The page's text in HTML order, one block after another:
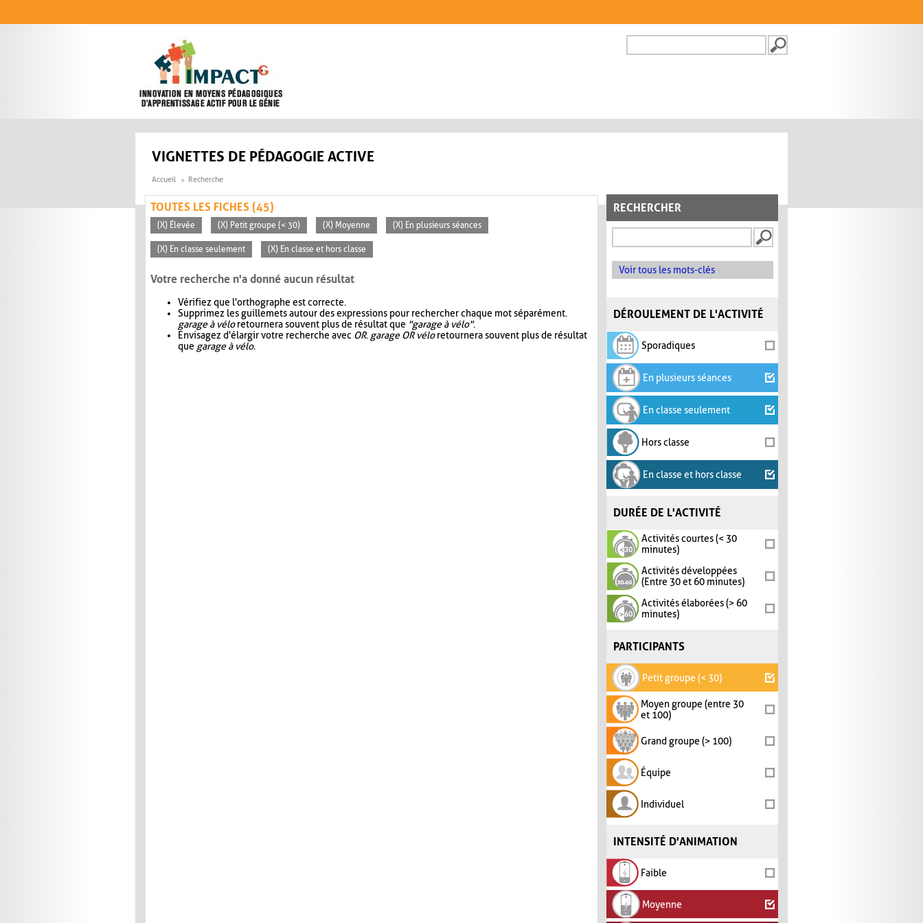
FORMULAIRE DE
VIGNETTES DE PÉDAGOGIE ACTIVE
Accueil Recherche
RECHERCHER
Voir tous les mots-clés
DÉROULEMENT DE L'ACTIVITÉ
Sporadiques
En plusieurs séances
En classe seulement
Hors classe
En classe et hors classe
DURÉE DE L'ACTIVITÉ
Activités courtes (< 30
minutes)
Activités développées
(Entre 30 et 60 minutes)
Activités élaborées (> 60
minutes)
PARTICIPANTS
Petit groupe (< 30)
Moyen groupe (entre 30
et 100)
Grand groupe (> 100)
Équipe
Individuel
INTENSITÉ D'ANIMATION
Faible
Moyenne
TOUTES LES FICHES (45)
(X) Élevée (X) Petit groupe (< 30) (X) Moyenne (X) En plusieurs séances
(X) En classe seulement (X) En classe et hors classe
Votre recherche n'a donné aucun résultat
Vérifiez que l'orthographe est correcte.
Supprimez les guillemets autour des expressions pour rechercher chaque mot séparément.
garage à véloretournera souvent plus de résultat que "garage à vélo".
Envisagez d'élargir votre recherche avec OR. garage OR véloretournera souvent plus de résultat
que garage à vélo.